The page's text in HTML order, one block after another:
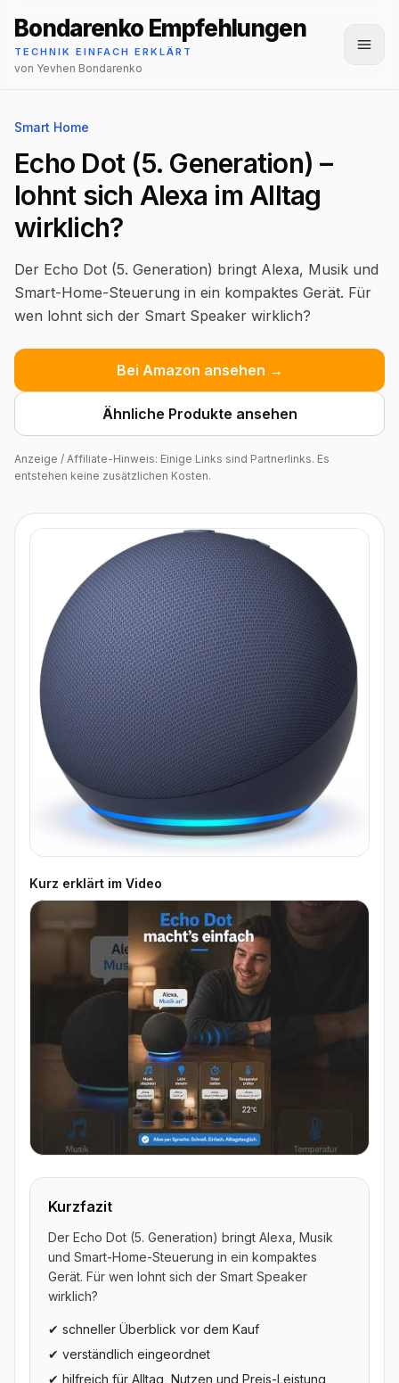
Bondarenko Empfehlungen
TECHNIK EINFACH ERKLÄRT
von Yevhen Bondarenko
Smart Home
Echo Dot (5. Generation) –
lohnt sich Alexa im Alltag
wirklich?
Der Echo Dot (5. Generation) bringt Alexa, Musik und
Smart-Home-Steuerung in ein kompaktes Gerät. Für
wen lohnt sich der Smart Speaker wirklich?
Bei Amazon ansehen →
Ähnliche Produkte ansehen
Anzeige / Affiliate-Hinweis: Einige Links sind Partnerlinks. Es
entstehen keine zusätzlichen Kosten.
Kurz erklärt im Video
▶ Video ansehen
Kurzfazit
Der Echo Dot (5. Generation) bringt Alexa, Musik
und Smart-Home-Steuerung in ein kompaktes
Gerät. Für wen lohnt sich der Smart Speaker
wirklich?
✔ schneller Überblick vor dem Kauf
✔ verständlich eingeordnet
✔ hilfreich für Alltag, Nutzen und Preis-Leistung